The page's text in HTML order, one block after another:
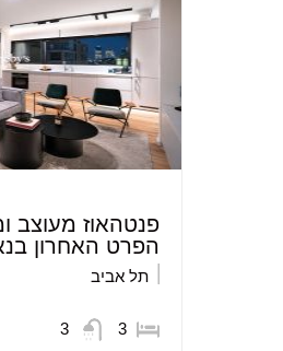
פנטהאוז מעוצב
הפרט האחרון
תל אביב
3
3